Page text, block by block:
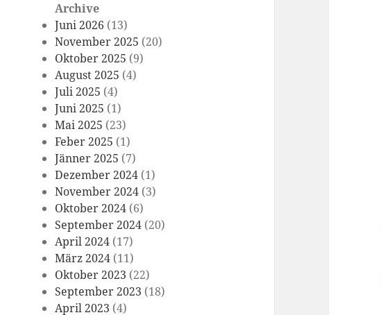
Archive
Juni 2026 (13)
November 2025 (20)
Oktober 2025 (9)
August 2025 (4)
Juli 2025 (4)
Juni 2025 (1)
Mai 2025 (23)
Feber 2025 (1)
Jänner 2025 (7)
Dezember 2024 (1)
November 2024 (3)
Oktober 2024 (6)
September 2024 (20)
April 2024 (17)
März 2024 (11)
Oktober 2023 (22)
September 2023 (18)
April 2023 (4)